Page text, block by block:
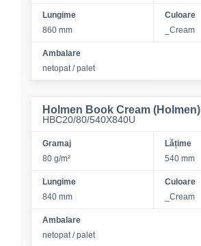
Lungime
860 mm
Culoare
_Cream
Ambalare
netopat / palet
Holmen Book Cream (Holmen)
HBC20/80/540X840U
Gramaj
80 g/m²
Lățime
540 mm
Lungime
840 mm
Culoare
_Cream
Ambalare
netopat / palet